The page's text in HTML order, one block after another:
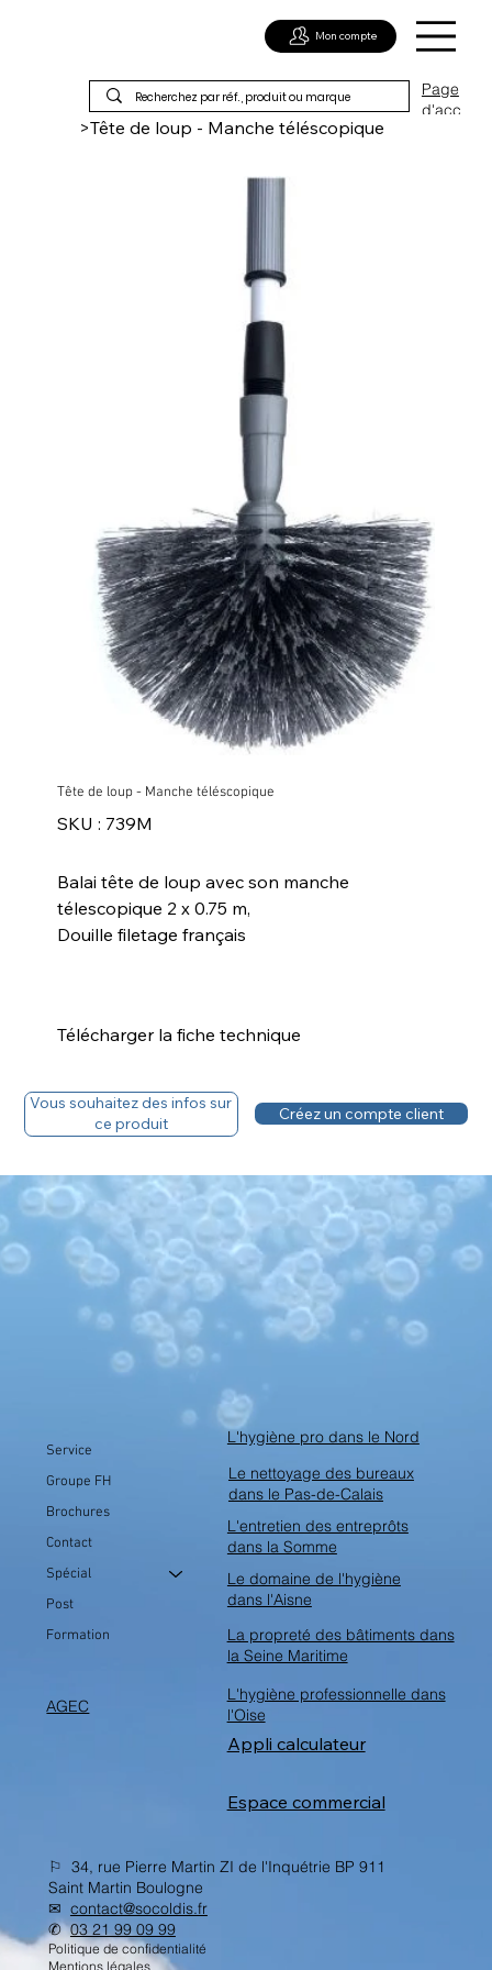
Page
d'acc
Mon compte
>Tête de loup - Manche téléscopique
Tête de loup - Manche téléscopique
SKU : SKU
739M
739M
Balai tête de loup avec son manche
télescopique 2 x 0.75 m,
Douille filetage français
Télécharger la fiche technique
Vous avez un compte, découvrez le tarif
Vous souhaitez des infos sur
ce produit
Créez un compte client
Service
Groupe FH
Brochures
Contact
Spécial
Post
Formation
AGEC
L'hygiène pro dans le Nord
Le nettoyage des bureaux
dans le Pas-de-Calais
L'entretien des entreprôts
dans la Somme
Le domaine de l'hygiène
dans l'Aisne
La propreté des bâtiments dans
la Seine Maritime
L'hygiène professionnelle dans
l'Oise
Espace commercial
Appli calculateur
⚐ 34, rue Pierre Martin ZI de l'Inquétrie BP 911
Saint Martin Boulogne
✉︎ contact@socoldis.fr
✆03 21 99 09 99
Politique de confidentialité
Mentions légales